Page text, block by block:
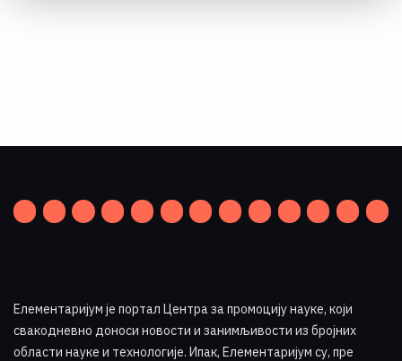
Елементаријум је портал Центра за промоцију науке, који
свакодневно доноси новости и занимљивости из бројних
области науке и технологије. Ипак, Елементаријум су, пре